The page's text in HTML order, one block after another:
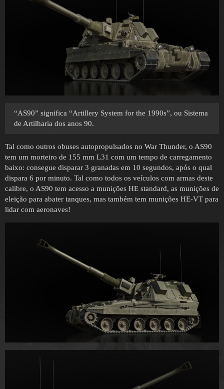
“AS90” significa “Artillery System for the 1990s”, ou Sistema
de Artilharia dos anos 90.
Tal como outros obuses autopropulsados no War Thunder, o AS90
tem um morteiro de 155 mm L31 com um tempo de carregamento
baixo: consegue disparar 3 granadas em 10 segundos, após o qual
dispara 6 por minuto. Tal como todos os veículos com armas deste
calibre, o AS90 tem acesso a munições HE standard, as munições de
eleição para abater tanques, mas também tem munições HE-VT para
lidar com aeronaves!